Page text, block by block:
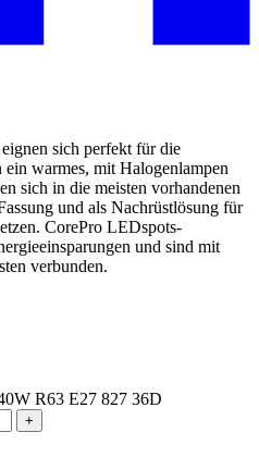
sich perfekt für die
warmes, mit Halogenlampen
sich in die meisten vorhandenen
und als Nachrüstlösung für
CorePro LEDspots-
und sind mit
verbunden.
R63 E27 827 36D
+